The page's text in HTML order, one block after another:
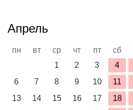
Апрель
пн вт ср чт пт сб
1
2 3 4
6
7 8 9 10 11
13
14 15 16 17 18